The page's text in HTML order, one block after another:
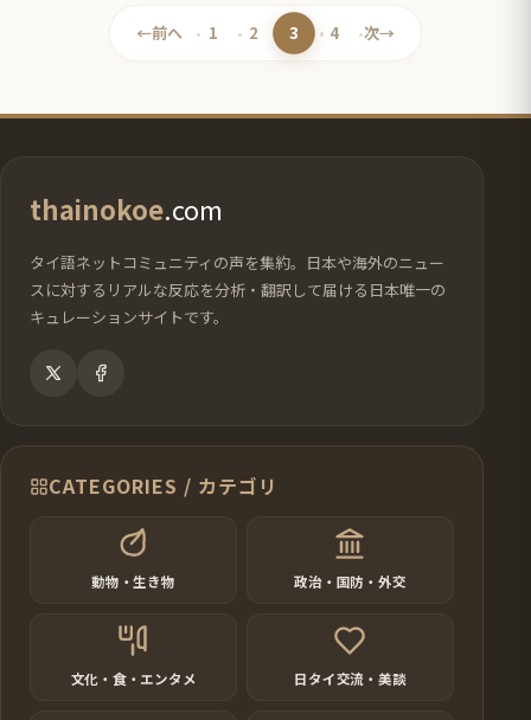
←前へ
ペ
1
ペ
2
ペ
3
ペ
4 次→
thainokoe.com
タイ語ネットコミュニティの声を集約。日本や海外のニュー
スに対するリアルな反応を分析・翻訳して届ける日本唯一の
キュレーションサイトです。
CATEGORIES / カテゴリ
動物・生き物 政治・国防・外交
文化・食・エンタメ 日タイ交流・美談